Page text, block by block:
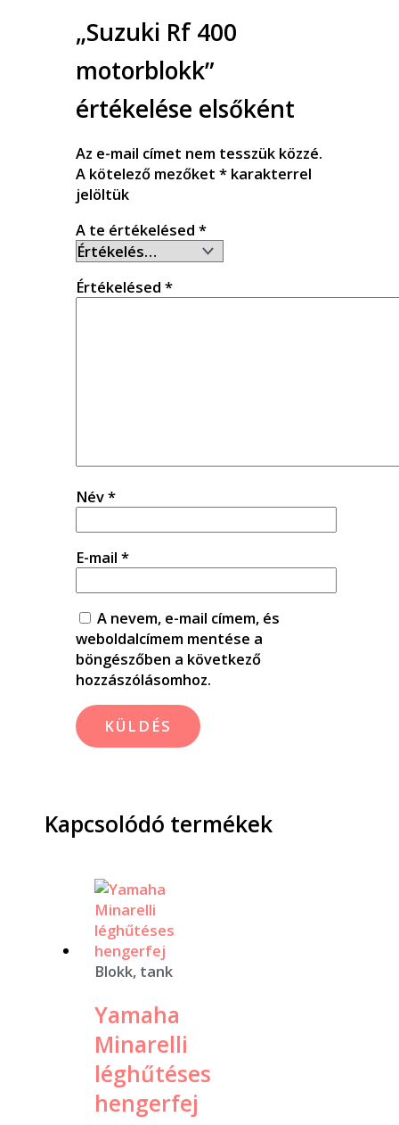
„Suzuki Rf 400
motorblokk”
értékelése elsőként
Az e-mail címet nem tesszük közzé.
A kötelező mezőket *karakterrel
jelöltük
A te értékelésed *
Értékelésed *
Név*
E-mail *
A nevem, e-mail címem, és
weboldalcímem mentése a
böngészőben a következő
hozzászólásomhoz.
Kapcsolódó termékek
Blokk, tank
Yamaha
Minarelli
léghűtéses
hengerfej